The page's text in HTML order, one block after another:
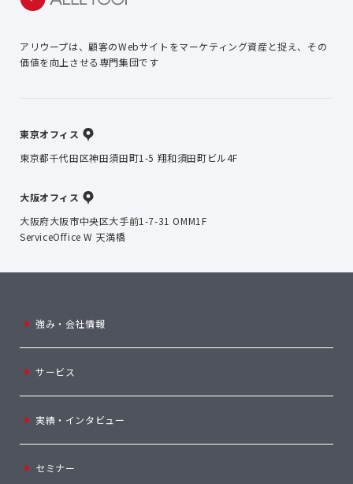
アリウープは、顧客のWebサイトをマーケティング資産と捉え、 その
価値を向上させる専門集団です
東京オフィス
東京都千代田区神田須田町1-5 翔和須田町ビル4F
大阪オフィス
大阪府大阪市中央区大手前1-7-31 OMM1F
ServiceOffice W 天満橋
強み・会社情報
サービス
実績・インタビュー
セミナー